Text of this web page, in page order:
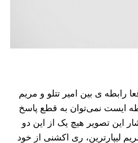
رابطه ی بین امیر تتلو و مریم
ایست نمی‌توان به قطع پاسخ
این تصویر هیچ یک از این دو
لیپارترین، ری اکشنی از خود